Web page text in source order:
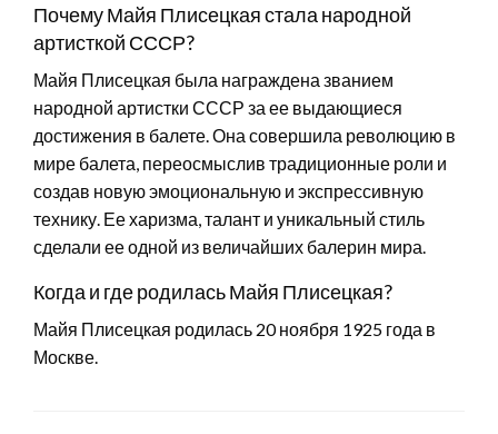
Почему Майя Плисецкая стала народной
артисткой СССР?
Майя Плисецкая была награждена званием
народной артистки СССР за ее выдающиеся
достижения в балете. Она совершила революцию в
мире балета, переосмыслив традиционные роли и
создав новую эмоциональную и экспрессивную
технику. Ее харизма, талант и уникальный стиль
сделали ее одной из величайших балерин мира.
Когда и где родилась Майя Плисецкая?
Майя Плисецкая родилась 20 ноября 1925 года в
Москве.